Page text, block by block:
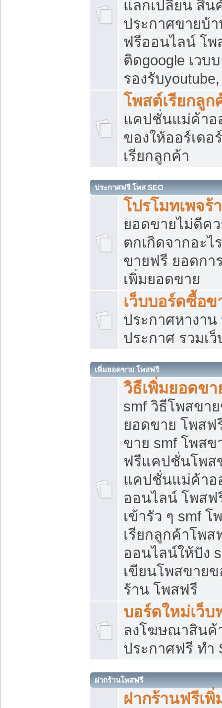
แลกเปลี่ยน สิน
ประกาศขายบ้
ฟรีออนไลน์ โพ
ติดgoogle เวบ
รองรับ
โพสต์เรียกลูก
แคปชั่นแม่ค้าอ
ของให้ออร์เดอ
เรียกลูกค้า
ประกาศฟรี โพส SEO
โปรโมทเพจร้
ยอดขายไม่ดีค
ตกเกิดจากอะไ
ขายฟรี ยอดกา
เพิ่มยอดขาย
เว็บบอร์ดซื้อข
ประกาศหางาน
ประกาศ รวมเ
เพิ่มยอดขาย โพสฟรี
วิธีเพิ่มยอดข
smf วิธีโพสขา
ยอดขาย โพสฟ
ขาย smf โพส
ฟรีแคปชั่นโพส
แคปชั่นแม่ค้า
ออนไลน์ โพสฟ
เข้ารัว ๆ smf
เรียกลูกค้าโพส
ออนไลน์ให้ปัง
เขียนโพสขาย
ร้าน โพสฟรี
บอร์ดใหม่เว็บ
ลงโฆษณาสิน
ประกาศฟรี ทำ
ฝากร้านโพสฟรี
ฝากร้านฟรีเ